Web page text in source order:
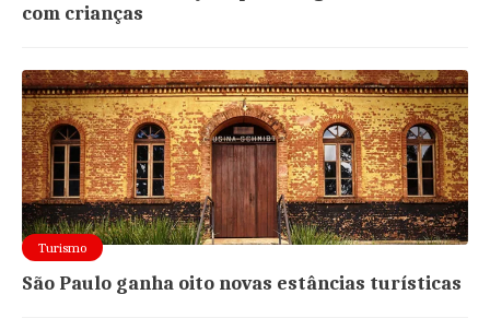
com crianças
Turismo
São Paulo ganha oito novas estâncias turísticas